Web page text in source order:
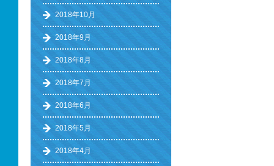
2018年10月
2018年9月
2018年8月
2018年7月
2018年6月
2018年5月
2018年4月